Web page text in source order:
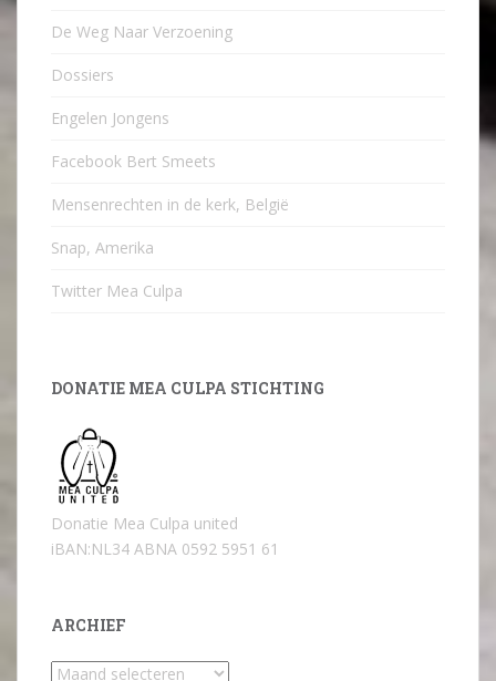
De Weg Naar Verzoening
Dossiers
Engelen Jongens
Facebook Bert Smeets
Mensenrechten in de kerk, België
Snap, Amerika
Twitter Mea Culpa
DONATIE MEA CULPA STICHTING
Donatie Mea Culpa united
iBAN:NL34 ABNA 0592 5951 61
ARCHIEF
Archief